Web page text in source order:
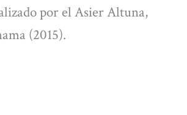
por el Asier Altuna,
(2015).